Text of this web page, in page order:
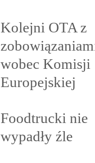
Kolejni OTA z
wobec Komisji
Europejskiej
Foodtrucki nie
wypadły źle